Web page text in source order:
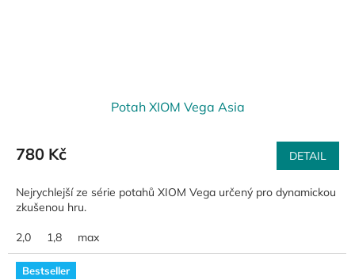
Potah XIOM Vega Asia
780 Kč DETAIL
Nejrychlejší ze série potahů XIOM Vega určený pro dynamickou
zkušenou hru.
2,0 1,8 max
Bestseller